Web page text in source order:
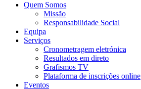
Quem Somos
Missão
Responsabilidade Social
Equipa
Serviços
Cronometragem eletrónica
Resultados em direto
Grafismos TV
Plataforma de inscrições online
Eventos